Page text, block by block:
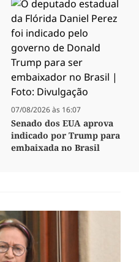
07/08/2026 às 16:07
Senado dos EUA aprova
indicado por Trump para
embaixada no Brasil